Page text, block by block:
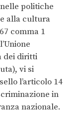
politiche
alla cultura
comma 1
dei diritti
vi si
l’articolo 14
in
nazionale.